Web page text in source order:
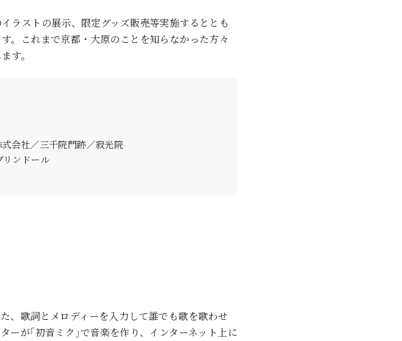
ラストの展示、限定グッズ販売等実施するととも
。これまで京都・大原のことを知らなかった方々
す。
会社／三千院門跡／寂光院
ンドール
、歌詞とメロディーを入力して誰でも歌を歌わせ
ーが｢初音ミク｣で音楽を作り、インターネット上に